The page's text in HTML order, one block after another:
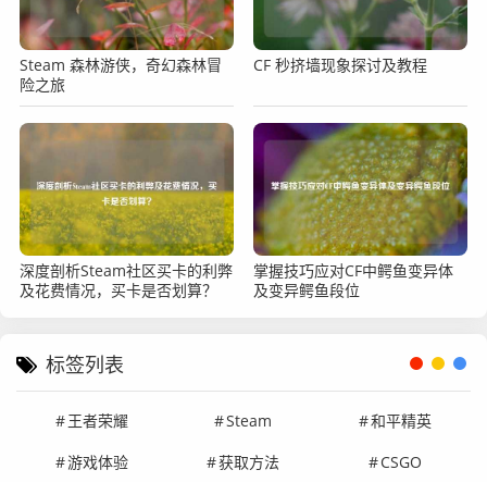
Steam 森林游侠，奇幻森林冒
险之旅
CF 秒挤墙现象探讨及教程
深度剖析Steam社区买卡的利弊
及花费情况，买卡是否划算？
掌握技巧应对CF中鳄鱼变异体
及变异鳄鱼段位
标签列表
王者荣耀 Steam
和平精英
游戏体验
获取方法 CSGO